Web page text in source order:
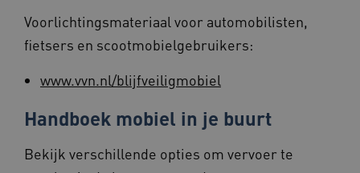
Voorlichtingsmateriaal voor automobilisten,
fietsers en scootmobielgebruikers:
www.vvn.nl/blijfveiligmobiel
Handboek mobiel in je buurt
​Bekijk verschillende opties om vervoer te
ga_session_duration www.beteroud.nl